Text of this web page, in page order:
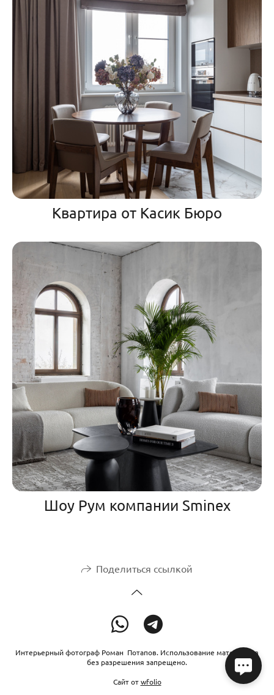
Квартира от Касик Бюро
Шоу Рум компании Sminex
Поделиться ссылкой
Интерьерный фотограф Роман Потапов. Использование материалов
без разрешения запрещено.
Сайт отwfolio